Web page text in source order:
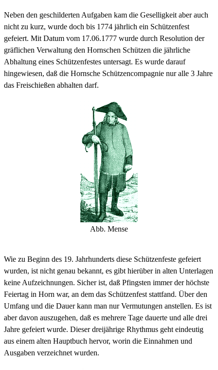
Neben den geschilderten Aufgaben kam die Geselligkeit aber auch
nicht zu kurz, wurde doch bis 1774 jährlich ein Schützenfest
gefeiert. Mit Datum vom 17.06.1777 wurde durch Resolution der
gräflichen Verwaltung den Hornschen Schützen die jährliche
Abhaltung eines Schützenfestes untersagt. Es wurde darauf
hingewiesen, daß die Hornsche Schützencompagnie nur alle 3 Jahre
das Freischießen abhalten darf.
Abb. Mense
Wie zu Beginn des 19. Jahrhunderts diese Schützenfeste gefeiert
wurden, ist nicht genau bekannt, es gibt hierüber in alten Unterlagen
keine Aufzeichnungen. Sicher ist, daß Pfingsten immer der höchste
Feiertag in Horn war, an dem das Schützenfest stattfand. Über den
Umfang und die Dauer kann man nur Vermutungen anstellen. Es ist
aber davon auszugehen, daß es mehrere Tage dauerte und alle drei
Jahre gefeiert wurde. Dieser dreijährige Rhythmus geht eindeutig
aus einem alten Hauptbuch hervor, worin die Einnahmen und
Ausgaben verzeichnet wurden.